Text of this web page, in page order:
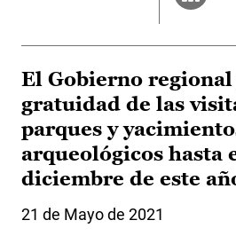
El Gobierno
gratuidad de las
parques y
arqueológicos hasta
diciembre de este
21 de Mayo de 2021